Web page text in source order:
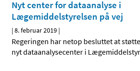
Nyt center for dataanalyse i
Lægemiddelstyrelsen på vej
|8. februar 2019 |
Regeringen har netop besluttet at
nyt dataanalysecenter i